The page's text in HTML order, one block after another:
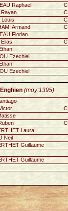
Raphael
Rayan
Louis
Armand
Florian
Ezechiel
Ezechiel
Enghien (moy:1395)
Laura
Neil
Guillaume
Guillaume